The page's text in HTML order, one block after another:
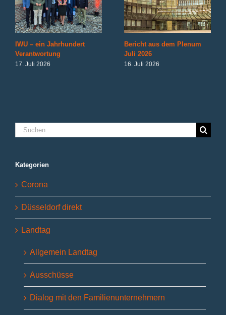
IWU – ein Jahrhundert
Verantwortung
17. Juli 2026
Bericht aus dem Plenum
Juli 2026
16. Juli 2026
Suche
nach:
Kategorien
Corona
Düsseldorf direkt
Landtag
Allgemein Landtag
Ausschüsse
Dialog mit den Familienunternehmern